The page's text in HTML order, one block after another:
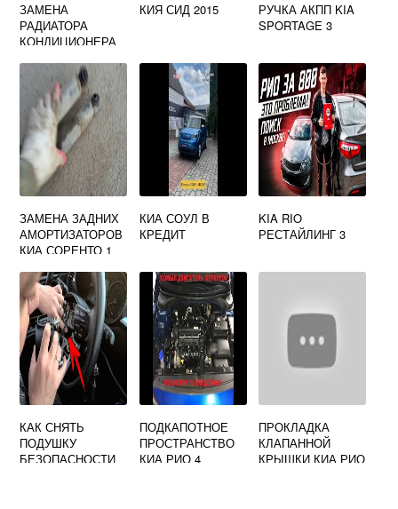
ЗАМЕНА
РАДИАТОРА
КОНДИЦИОНЕРА
КИЯ СИД 2015
РУЧКА АКПП KIA
SPORTAGE 3
ЗАМЕНА ЗАДНИХ
АМОРТИЗАТОРОВ
КИА СОРЕНТО 1
КИА СОУЛ В
КРЕДИТ
KIA RIO
РЕСТАЙЛИНГ 3
КАК СНЯТЬ
ПОДУШКУ
БЕЗОПАСНОСТИ
ПОДКАПОТНОЕ
ПРОСТРАНСТВО
КИА РИО 4
ПРОКЛАДКА
КЛАПАННОЙ
КРЫШКИ КИА РИО